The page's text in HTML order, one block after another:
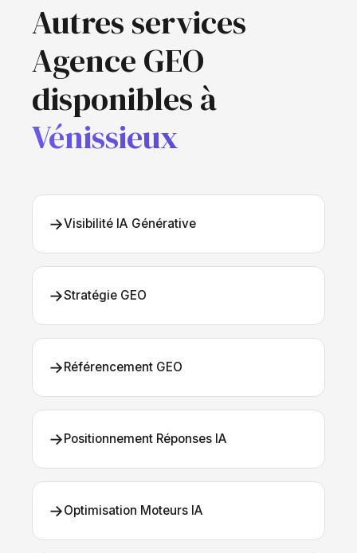
Autres services
Agence GEO
disponibles à
Vénissieux
→Visibilité IA Générative
→Stratégie GEO
→Référencement GEO
→Positionnement Réponses IA
→Optimisation Moteurs IA